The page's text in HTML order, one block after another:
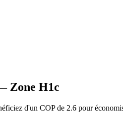
Zone H1c
d'un COP de 2.6 pour